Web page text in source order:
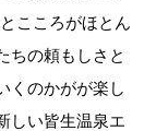
こころがほとん
ちの頼もしさと
くのかがが楽し
しい皆生温泉エ